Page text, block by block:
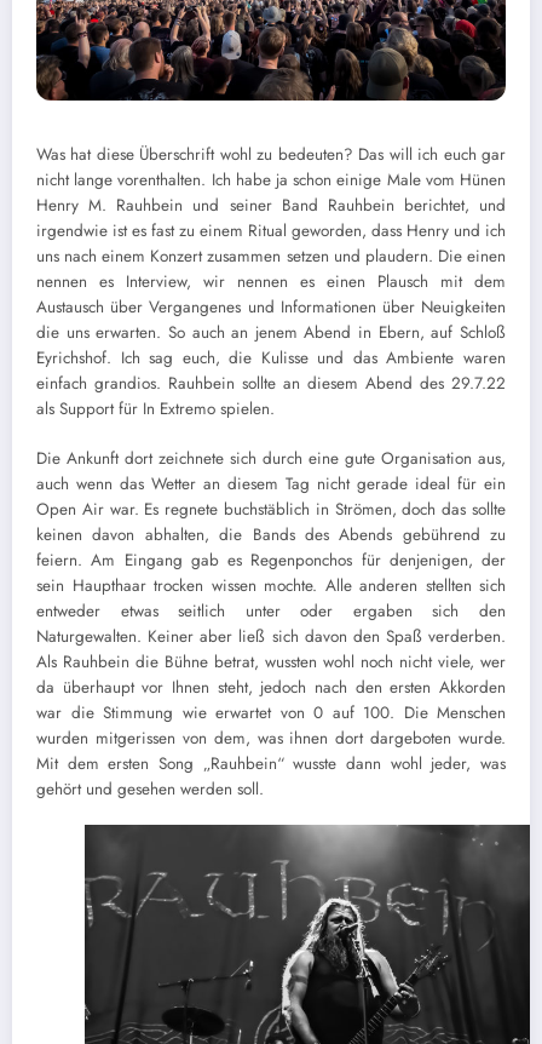
Was hat diese Überschrift wohl zu bedeuten? Das will ich euch gar
nicht lange vorenthalten. Ich habe ja schon einige Male vom Hünen
Henry M. Rauhbein und seiner Band Rauhbein berichtet, und
irgendwie ist es fast zu einem Ritual geworden, dass Henry und ich
uns nach einem Konzert zusammen setzen und plaudern. Die einen
nennen es Interview, wir nennen es einen Plausch mit dem
Austausch über Vergangenes und Informationen über Neuigkeiten
die uns erwarten. So auch an jenem Abend in Ebern, auf Schloß
Eyrichshof. Ich sag euch, die Kulisse und das Ambiente waren
einfach grandios. Rauhbein sollte an diesem Abend des 29.7.22
als Support für In Extremo spielen.
Die Ankunft dort zeichnete sich durch eine gute Organisation aus,
auch wenn das Wetter an diesem Tag nicht gerade ideal für ein
Open Air war. Es regnete buchstäblich in Strömen, doch das sollte
keinen davon abhalten, die Bands des Abends gebührend zu
feiern. Am Eingang gab es Regenponchos für denjenigen, der
sein Haupthaar trocken wissen mochte. Alle anderen stellten sich
entweder etwas seitlich unter oder ergaben sich den
Naturgewalten. Keiner aber ließ sich davon den Spaß verderben.
Als Rauhbein die Bühne betrat, wussten wohl noch nicht viele, wer
da überhaupt vor Ihnen steht, jedoch nach den ersten Akkorden
war die Stimmung wie erwartet von 0 auf 100. Die Menschen
wurden mitgerissen von dem, was ihnen dort dargeboten wurde.
Mit dem ersten Song „Rauhbein“ wusste dann wohl jeder, was
gehört und gesehen werden soll.